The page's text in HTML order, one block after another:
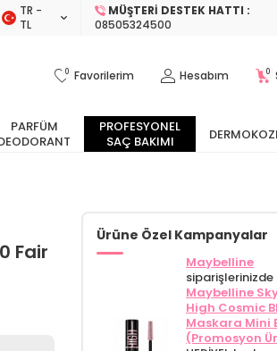
TR −
TL
MÜŞTERI DESTEK HATTI :
08505324500
0 Favorilerim Hesabım 0
PARFÜM
PROFESYONEL
SAÇ BAKIMI
Fair
Ürüne Özel Kampanyalar
Maybelline
siparişlerinizde
Maybelline
High Cosmic
Maskara Mini
(Promosyon